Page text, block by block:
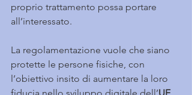
proprio trattamento possa portare
all’interessato.
La regolamentazione vuole che siano
protette le persone fisiche, con
l’obiettivo insito di aumentare la loro